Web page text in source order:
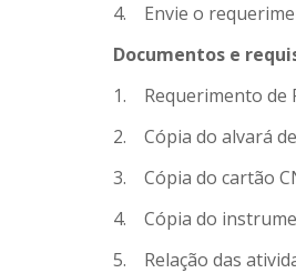
4. Envie o
Documentos e
1. Requerimento de
2. Cópia do alvará
3. Cópia do cartão
4. Cópia do
5. Relação das